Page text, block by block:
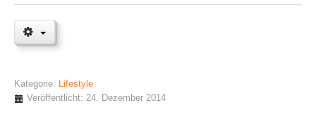
Kategorie: Lifestyle
Veröffentlicht: 24. Dezember 2014